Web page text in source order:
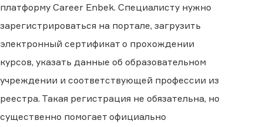
платформу Career Enbek. Специалисту нужно
зарегистрироваться на портале, загрузить
электронный сертификат о прохождении
курсов, указать данные об образовательном
учреждении и соответствующей профессии из
реестра. Такая регистрация не обязательна, но
существенно помогает официально